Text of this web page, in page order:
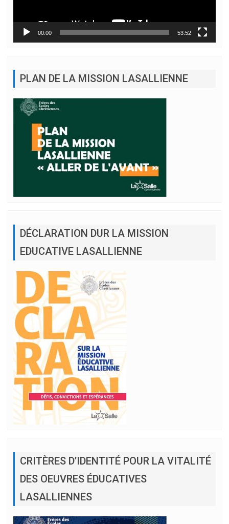
00:00 53:52
PLAN DE LA MISSION LASALLIENNE
DÉCLARATION DUR LA MISSION
EDUCATIVE LASALLIENNE
CRITÈRES D’IDENTITÉ POUR LA VITALITÉ
DES OEUVRES ÉDUCATIVES
LASALLIENNES